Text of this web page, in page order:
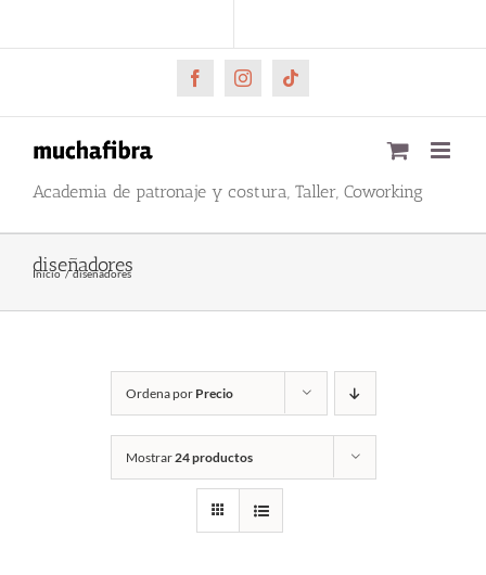
al
FacebookInstagramTiktok
Academia de patronaje y costura, Taller, Coworking
diseñadores
Inicio diseñadores
Ordena por Precio
Mostrar24 productos